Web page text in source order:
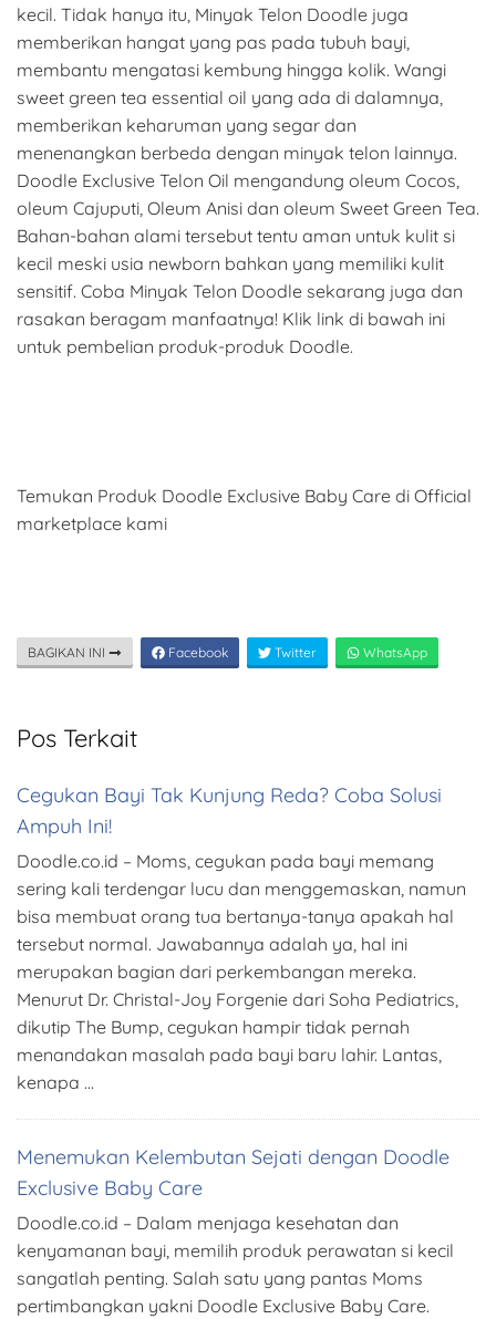
kecil. Tidak hanya itu, Minyak Telon Doodle juga
memberikan hangat yang pas pada tubuh bayi,
membantu mengatasi kembung hingga kolik. Wangi
sweet green tea essential oil yang ada di dalamnya,
memberikan keharuman yang segar dan
menenangkan berbeda dengan minyak telon lainnya.
Doodle Exclusive Telon Oil mengandung oleum Cocos,
oleum Cajuputi, Oleum Anisi dan oleum Sweet Green Tea.
Bahan-bahan alami tersebut tentu aman untuk kulit si
kecil meski usia newborn bahkan yang memiliki kulit
sensitif. Coba Minyak Telon Doodle sekarang juga dan
rasakan beragam manfaatnya! Klik link di bawah ini
untuk pembelian produk-produk Doodle.
Temukan Produk Doodle Exclusive Baby Care di Official
marketplace kami
BAGIKAN INI Facebook Twitter WhatsApp
Pos Terkait
Cegukan Bayi Tak Kunjung Reda? Coba Solusi
Ampuh Ini!
Doodle.co.id – Moms, cegukan pada bayi memang
sering kali terdengar lucu dan menggemaskan, namun
bisa membuat orang tua bertanya-tanya apakah hal
tersebut normal. Jawabannya adalah ya, hal ini
merupakan bagian dari perkembangan mereka.
Menurut Dr. Christal-Joy Forgenie dari Soha Pediatrics,
dikutip The Bump, cegukan hampir tidak pernah
menandakan masalah pada bayi baru lahir. Lantas,
kenapa …
Menemukan Kelembutan Sejati dengan Doodle
Exclusive Baby Care
Doodle.co.id – Dalam menjaga kesehatan dan
kenyamanan bayi, memilih produk perawatan si kecil
sangatlah penting. Salah satu yang pantas Moms
pertimbangkan yakni Doodle Exclusive Baby Care.